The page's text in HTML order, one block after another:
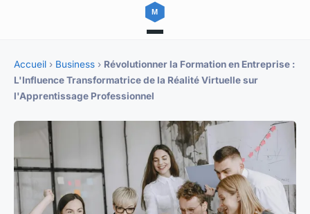
Accueil › Business › Révolutionner la Formation en Entreprise :
L'Influence Transformatrice de la Réalité Virtuelle sur
l'Apprentissage Professionnel